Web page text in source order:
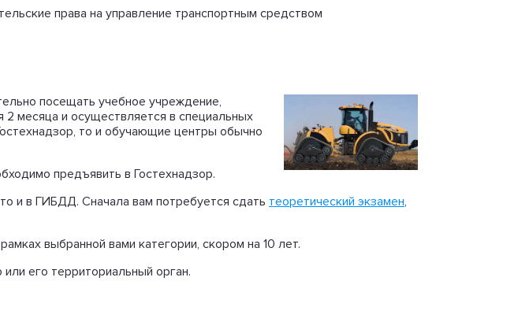
права на управление транспортным средством
посещать учебное учреждение,
месяца и осуществляется в специальных
то и обучающие центры обычно
предъявить в Гостехнадзор.
и в ГИБДД. Сначала вам потребуется сдать теоретический экзамен,
выбранной вами категории, скором на 10 лет.
его территориальный орган.